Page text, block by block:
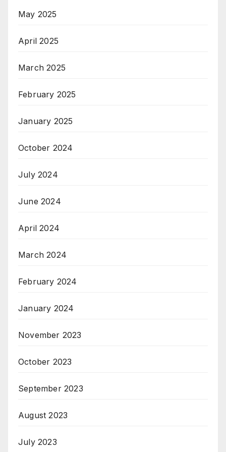
May 2025
April 2025
March 2025
February 2025
January 2025
October 2024
July 2024
June 2024
April 2024
March 2024
February 2024
January 2024
November 2023
October 2023
September 2023
August 2023
July 2023